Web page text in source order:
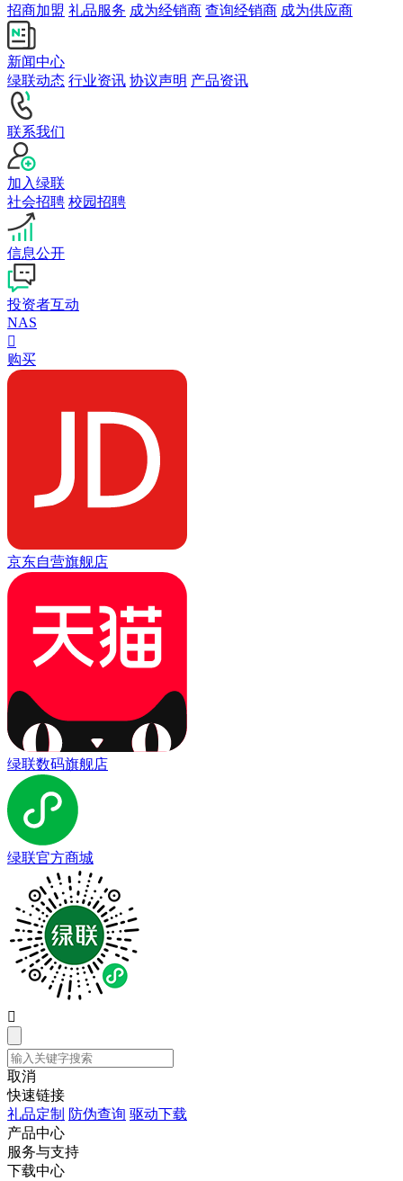
招商加盟 礼品服务 成为经销商 查询经销商 成为供应商
新闻中心
绿联动态 行业资讯 协议声明 产品资讯
联系我们
加入绿联
社会招聘 校园招聘
信息公开
投资者互动
NAS

购买
京东自营旗舰店
绿联数码旗舰店
绿联官方商城

取消
快速链接
礼品定制 防伪查询 驱动下载
产品中心
服务与支持
下载中心